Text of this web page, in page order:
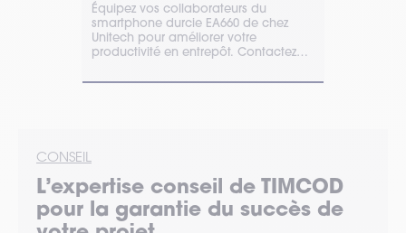
Équipez vos collaborateurs du
smartphone durcie EA660 de chez
Unitech pour améliorer votre
productivité en entrepôt. Contactez
CONSEIL
L’expertise conseil de TIMCOD
pour la garantie du succès de